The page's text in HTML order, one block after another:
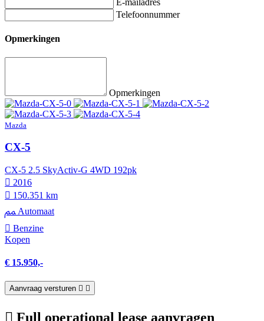
E-mailadres
Telefoonnummer
Opmerkingen
Opmerkingen
Mazda
CX-5
CX-5 2.5 SkyActiv-G 4WD 192pk
2016
150.351 km
Automaat
Benzine
Kopen
€ 15.950,-
Aanvraag versturen
Full operational lease aanvragen